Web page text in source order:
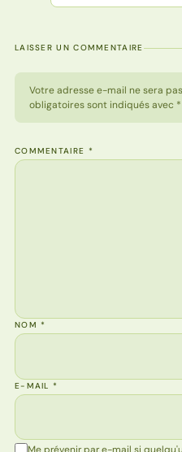
LAISSER UN COMMENTAIRE
Votre adresse e-mail ne sera
obligatoires sont indiqués avec *
COMMENTAIRE *
NOM*
E-MAIL*